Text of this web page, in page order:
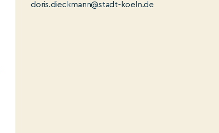
doris.dieckmann@stadt-koeln.de